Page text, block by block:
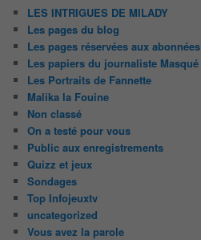
LES INTRIGUES DE MILADY
Les pages du blog
Les pages réservées aux abonnées
Les papiers du journaliste Masqué
Les Portraits de Fannette
Malika la Fouine
Non classé
On a testé pour vous
Public aux enregistrements
Quizz et jeux
Sondages
Top Infojeuxtv
uncategorized
Vous avez la parole